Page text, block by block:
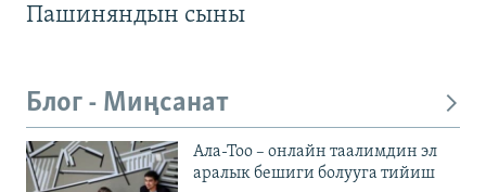
Пашиняндын сыны
Блог - Миңсанат
Ала-Тоо – онлайн таалимдин эл
аралык бешиги болууга тийиш